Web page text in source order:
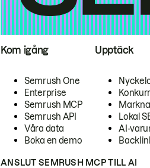
Kom igång
Semrush One
Enterprise
Semrush MCP
Semrush API
Våra data
Boka en demo
Upptäck
Lokal
AI-
ANSLUT SEMRUSH MCP TILL AI